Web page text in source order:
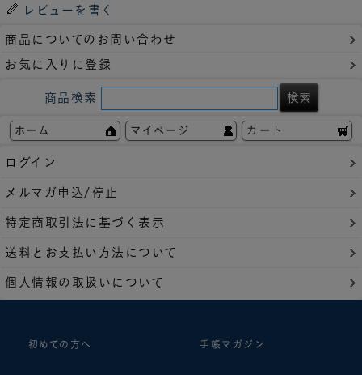
レビューを書く
商品についてのお問い合わせ
お気に入りに登録
商品検索
ホーム マイページ カート
ログイン
メルマガ申込/停止
特定商取引法に基づく表示
送料とお支払い方法について
個人情報の取扱いについて
初めての方へ 手帳マガジン